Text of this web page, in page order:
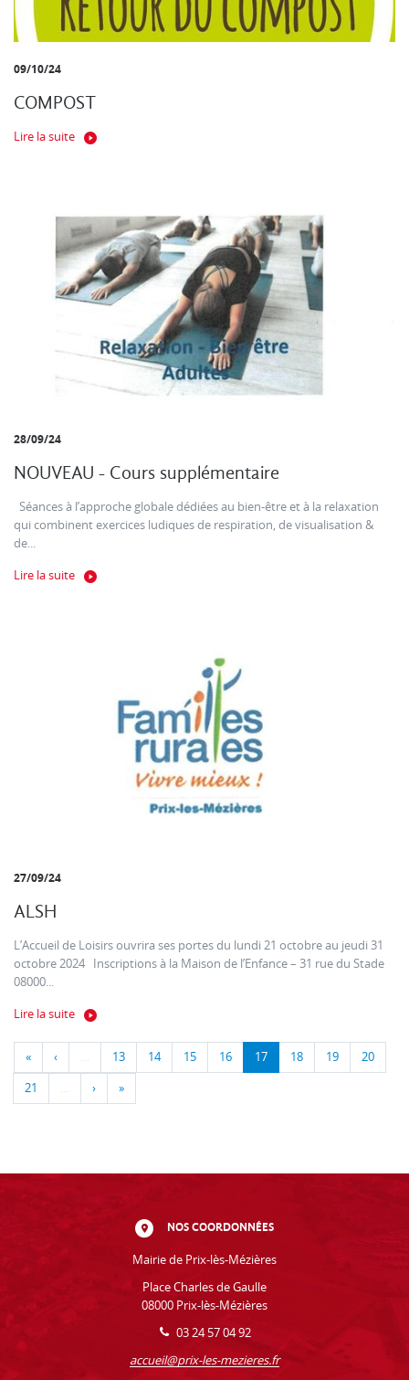
09/10/24
COMPOST
Lire la suite
28/09/24
NOUVEAU - Cours supplémentaire
Séances à l’approche globale dédiées au bien-être et à la relaxation
qui combinent exercices ludiques de respiration, de visualisation &
de...
Lire la suite
27/09/24
ALSH
L’Accueil de Loisirs ouvrira ses portes du lundi 21 octobre au jeudi 31
octobre 2024 Inscriptions à la Maison de l’Enfance – 31 rue du Stade
08000...
Lire la suite
« ‹ … 13 14 15 16 17 18 19 20
21 … › »
NOS COORDONNÉES
Mairie de Prix-lès-Mézières
Place Charles de Gaulle
08000 Prix-lès-Mézières
03 24 57 04 92
accueil@prix-les-mezieres.fr